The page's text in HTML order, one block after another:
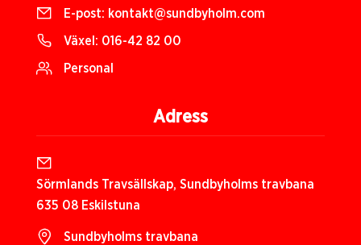
E-post: kontakt@sundbyholm.com
Växel: 016-42 82 00
Personal
Adress
Sörmlands Travsällskap, Sundbyholms travbana
635 08 Eskilstuna
Sundbyholms travbana